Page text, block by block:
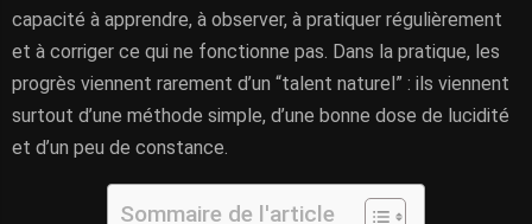
capacité à apprendre, à observer, à pratiquer régulièrement
et à corriger ce qui ne fonctionne pas. Dans la pratique, les
progrès viennent rarement d’un “talent naturel” : ils viennent
surtout d’une méthode simple, d’une bonne dose de lucidité
et d’un peu de constance.
Sommaire de l'article